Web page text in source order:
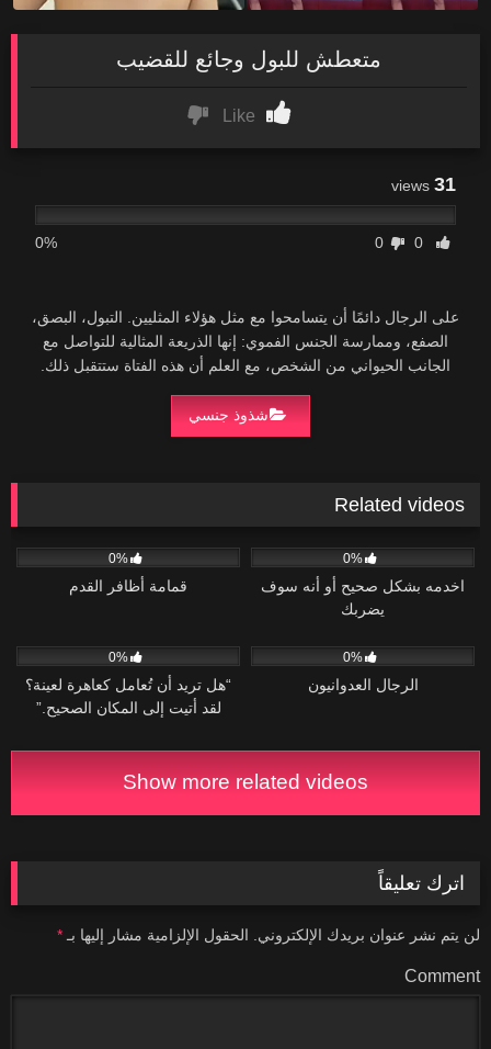
متعطش للبول وجائع للقضيب
Like
31
0% 0
0
على الرجال دائمًا أن يتسامحوا مع مثل هؤلاء المثليين. التبول، البصق،
الصفع، وممارسة الجنس الفموي: إنها الذريعة المثالية للتواصل مع
الجانب الحيواني من الشخص، مع العلم أن هذه الفتاة ستتقبل ذلك.
شذوذ جنسي
Related videos
0%
قمامة أظافر القدم
0%
اخدمه بشكل صحيح أو أنه سوف
يضربك
0%
“هل تريد أن تُعامل كعاهرة لعينة؟
لقد أتيت إلى المكان الصحيح.”
0%
الرجال العدوانيون
Show more related videos
اترك تعليقاً
لن يتم نشر عنوان بريدك الإلكتروني. الحقول الإلزامية مشار إليها بـ*
Comment